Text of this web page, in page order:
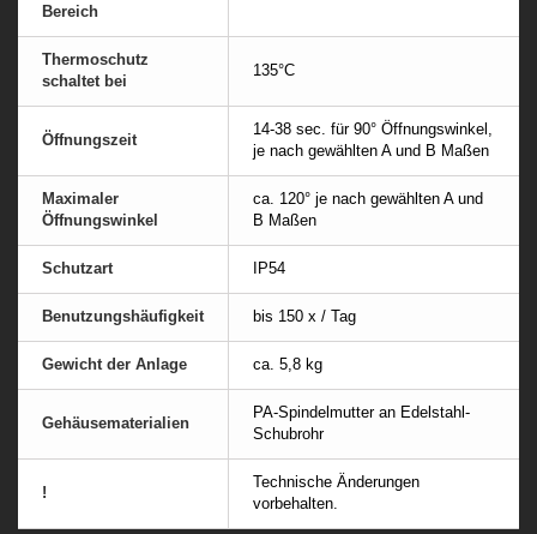
Bereich
Thermoschutz
schaltet bei
135°C
Öffnungszeit
14-38 sec. für 90° Öffnungswinkel,
je nach gewählten A und B Maßen
Maximaler
Öffnungswinkel
ca. 120° je nach gewählten A und
B Maßen
Schutzart IP54
Benutzungshäufigkeit bis 150 x / Tag
Gewicht der Anlage ca. 5,8 kg
Gehäusematerialien
PA-Spindelmutter an Edelstahl-
Schubrohr
!
Technische Änderungen
vorbehalten.